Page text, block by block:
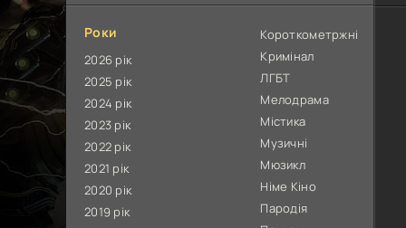
Роки
2026 рік
2025 рік
2024 рік
2023 рік
2022 рік
2021 рік
2020 рік
2019 рік
Короткометржні
Кримінал
ЛГБТ
Мелодрама
Містика
Музичні
Мюзикл
Німе Кіно
Пародія